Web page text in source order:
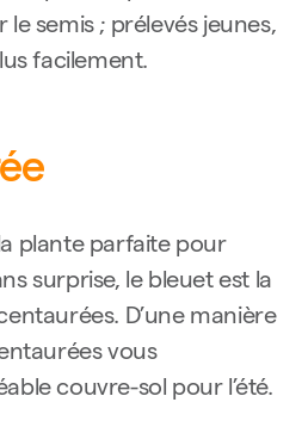
semis ; prélevés jeunes,
facilement.
plante parfaite pour
surprise, le bleuet est la
D’une manière
vous
couvre-sol pour l’été.